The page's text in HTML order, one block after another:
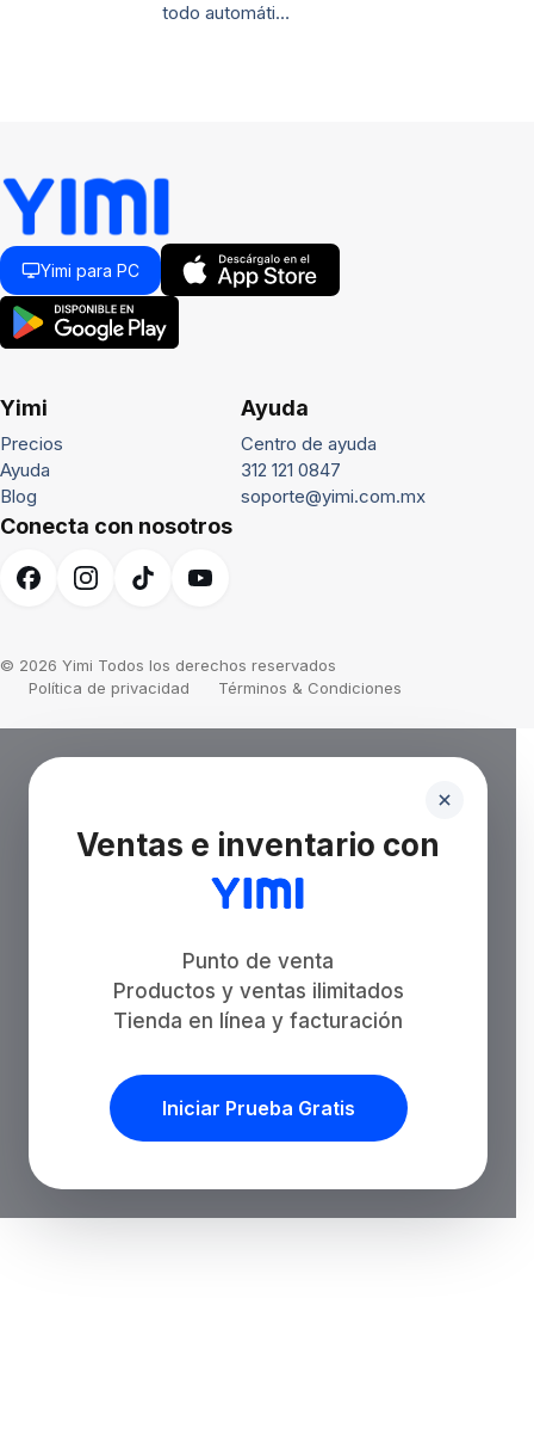
todo automáti…
Yimi para PC
Yimi
Precios
Ayuda
Blog
Ayuda
Centro de ayuda
312 121 0847
soporte@yimi.com.mx
Conecta con nosotros
© 2026 Yimi Todos los derechos reservados
Política de privacidad
Términos & Condiciones
Ventas e inventario con
Punto de venta
Productos y ventas ilimitados
Tienda en línea y facturación
Iniciar Prueba Gratis